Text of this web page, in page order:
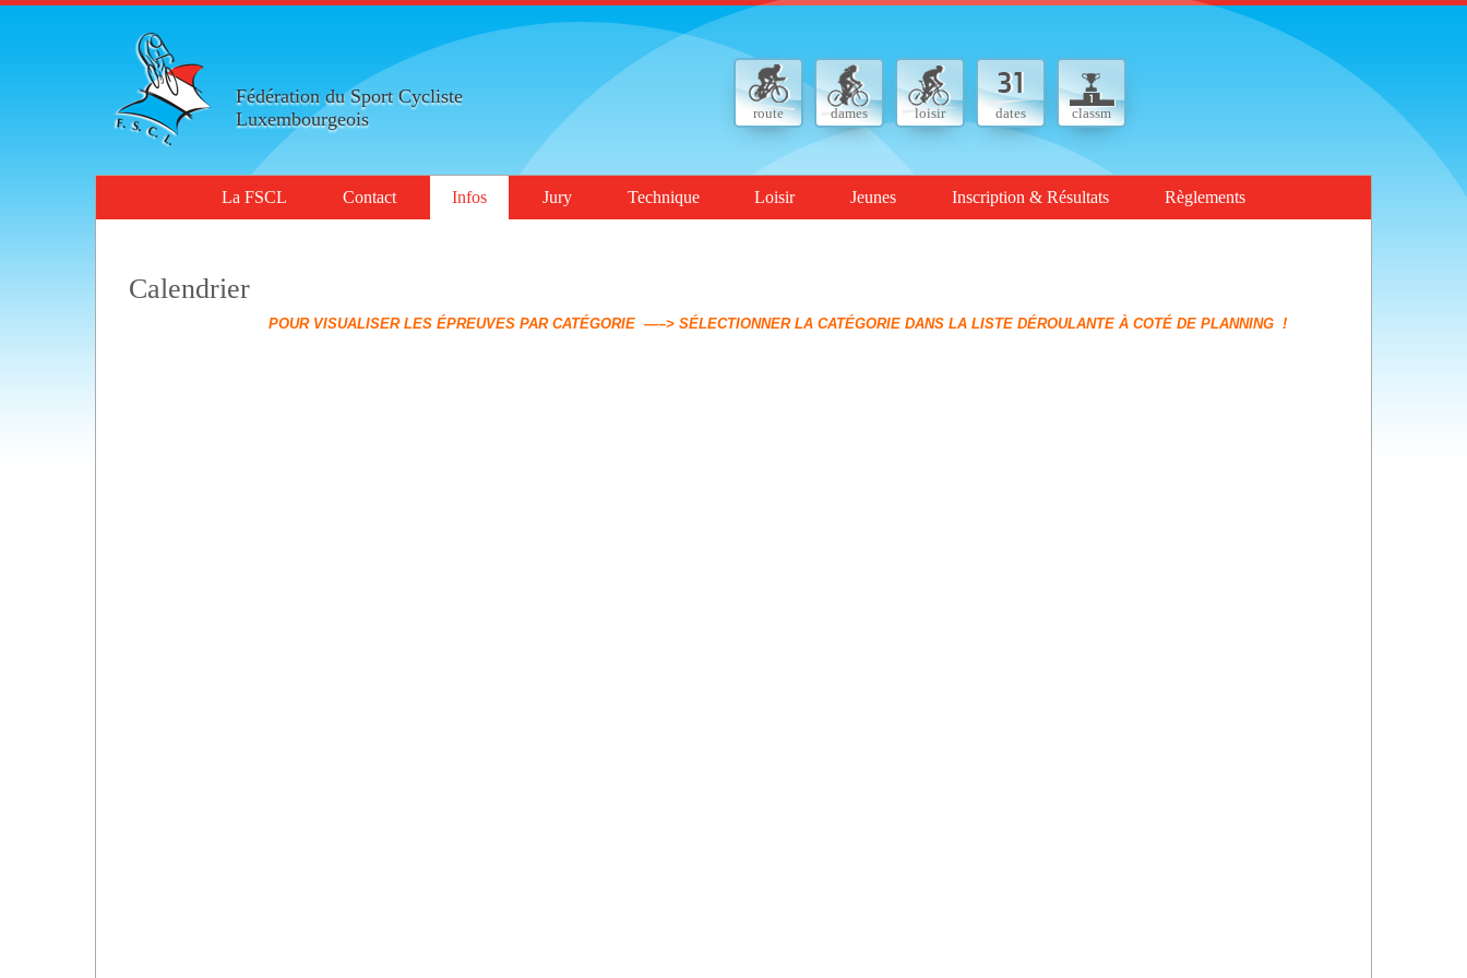
Fédération du Sport Cycliste
Luxembourgeois
route dames loisir dates classm
La FSCL Contact Infos Jury Technique Loisir Jeunes Inscription & Résultats Règlements
Calendrier
POUR VISUALISER LES ÉPREUVES PAR CATÉGORIE —–> SÉLECTIONNER LA CATÉGORIE DANS LA LISTE DÉROULANTE À COTÉ DE PLANNING !